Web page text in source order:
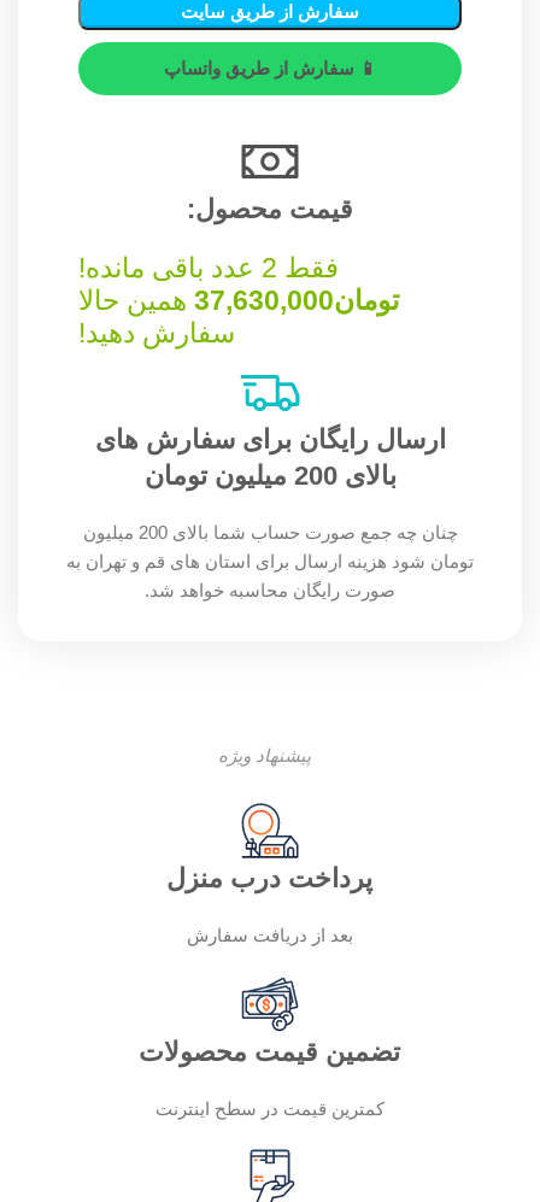
سفارش از طریق سایت
📱 سفارش از طریق واتساپ
قیمت محصول:​
فقط 2 عدد باقی مانده!
تومان37,630,000 همین حالا
سفارش دهید!
ارسال رایگان برای سفارش های
بالای 200 میلیون تومان
چنان چه جمع صورت حساب شما بالای 200 میلیون
تومان شود هزینه ارسال برای استان های قم و تهران به
صورت رایگان محاسبه خواهد شد.
پیشنهاد ویژه
پرداخت درب منزل
بعد از دریافت سفارش
تضمین قیمت محصولات
کمترین قیمت در سطح اینترنت